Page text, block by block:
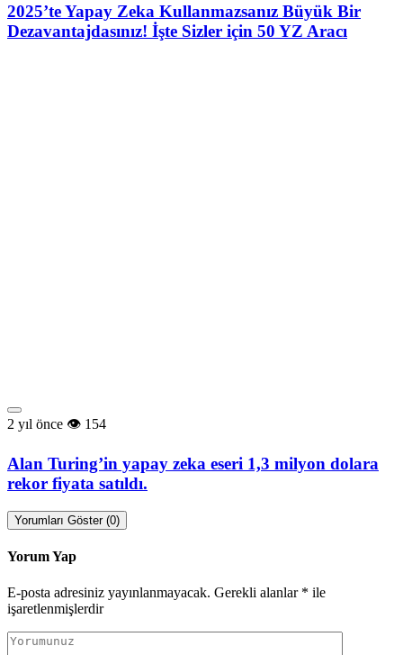
2025’te Yapay Zeka Kullanmazsanız Büyük Bir
Dezavantajdasınız! İşte Sizler için 50 YZ Aracı
2 yıl önce 154
Alan Turing’in yapay zeka eseri 1,3 milyon dolara
rekor fiyata satıldı.
Yorumları Göster (0)
Yorum Yap
E-posta adresiniz yayınlanmayacak. Gerekli alanlar * ile
işaretlenmişlerdir